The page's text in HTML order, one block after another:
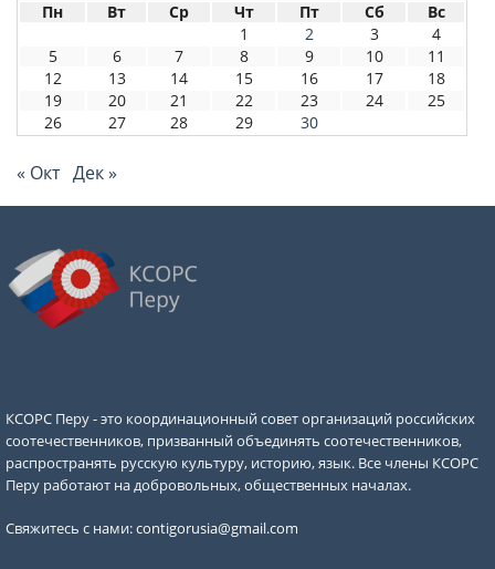
Пн Вт Ср Чт Пт Сб
Вс
1
2 3
4
5
6 7 8 9 10
11
12
13 14 15 16 17
18
19
20 21 22 23 24
25
26
27 28 29 30
« Окт Дек »
КСОРС Перу - это координационный совет организаций российских
соотечественников, призванный объединять соотечественников,
распространять русскую культуру, историю, язык. Все члены КСОРС
Перу работают на добровольных, общественных началах.
Свяжитесь с нами:contigorusia@gmail.com